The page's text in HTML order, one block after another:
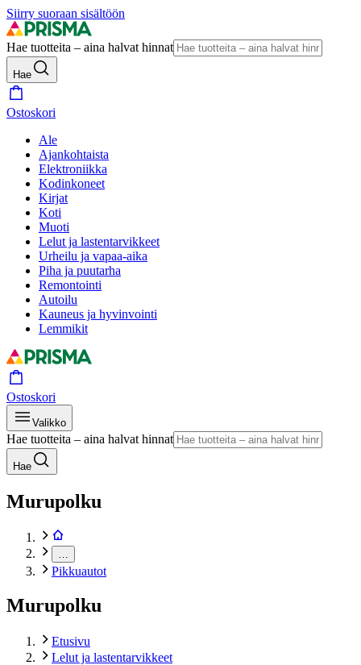
Siirry suoraan sisältöön
Hae tuotteita – aina halvat hinnat
Hae
Ostoskori
Ale
Ajankohtaista
Elektroniikka
Kodinkoneet
Kirjat
Koti
Muoti
Lelut ja lastentarvikkeet
Urheilu ja vapaa-aika
Piha ja puutarha
Remontointi
Autoilu
Kauneus ja hyvinvointi
Lemmikit
Ostoskori
Valikko
Hae tuotteita – aina halvat hinnat
Hae
Murupolku
Pikkuautot
Murupolku
Etusivu
Lelut ja lastentarvikkeet